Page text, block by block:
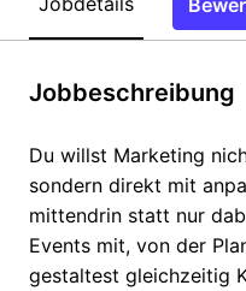
Jobbeschreibung
Du willst Marketing
sondern direkt mit
mittendrin statt nur
Events mit, von der
gestaltest gleichzeitig